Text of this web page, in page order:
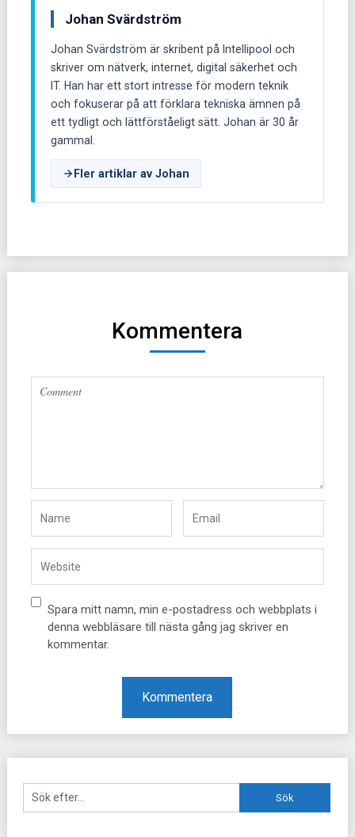
Johan Svärdström
Johan Svärdström är skribent på Intellipool och
skriver om nätverk, internet, digital säkerhet och
IT. Han har ett stort intresse för modern teknik
och fokuserar på att förklara tekniska ämnen på
ett tydligt och lättförståeligt sätt. Johan är 30 år
gammal.
Fler artiklar av Johan
Kommentera
Spara mitt namn, min e-postadress och webbplats i
denna webbläsare till nästa gång jag skriver en
kommentar.